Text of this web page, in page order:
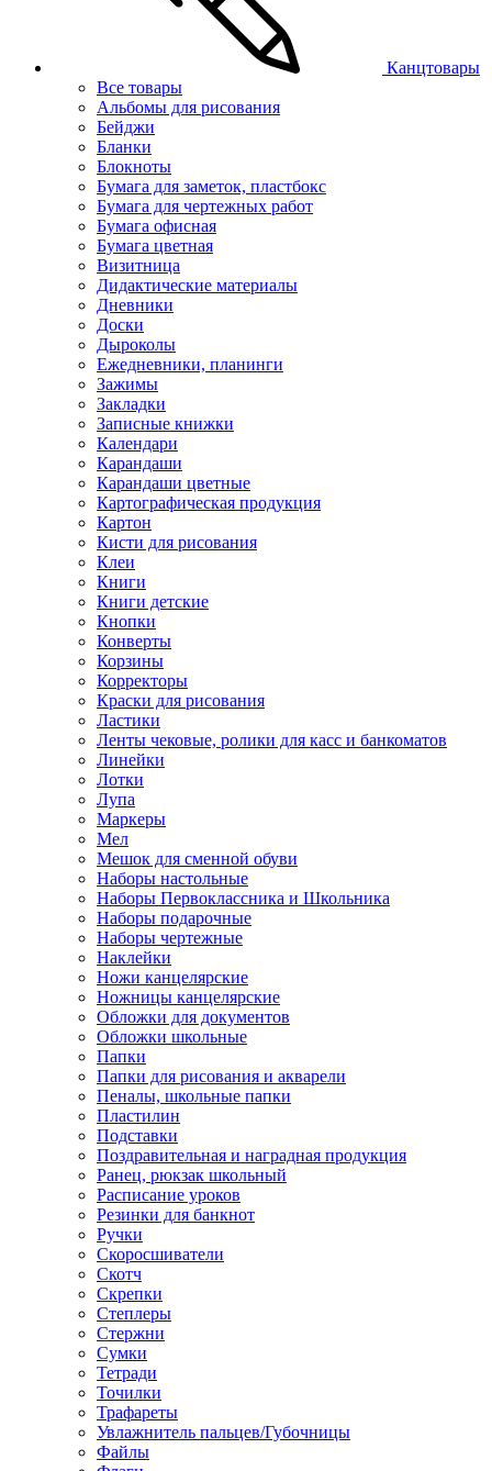
Канцтовары
Все товары
Альбомы для рисования
Бейджи
Бланки
Блокноты
Бумага для заметок, пластбокс
Бумага для чертежных работ
Бумага офисная
Бумага цветная
Визитница
Дидактические материалы
Дневники
Доски
Дыроколы
Ежедневники, планинги
Зажимы
Закладки
Записные книжки
Календари
Карандаши
Карандаши цветные
Картографическая продукция
Картон
Кисти для рисования
Клеи
Книги
Книги детские
Кнопки
Конверты
Корзины
Корректоры
Краски для рисования
Ластики
Ленты чековые, ролики для касс и банкоматов
Линейки
Лотки
Лупа
Маркеры
Мел
Мешок для сменной обуви
Наборы настольные
Наборы Первоклассника и Школьника
Наборы подарочные
Наборы чертежные
Наклейки
Ножи канцелярские
Ножницы канцелярские
Обложки для документов
Обложки школьные
Папки
Папки для рисования и акварели
Пеналы, школьные папки
Пластилин
Подставки
Поздравительная и наградная продукция
Ранец, рюкзак школьный
Расписание уроков
Резинки для банкнот
Ручки
Скоросшиватели
Скотч
Скрепки
Степлеры
Стержни
Сумки
Тетради
Точилки
Трафареты
Увлажнитель пальцев/Губочницы
Файлы